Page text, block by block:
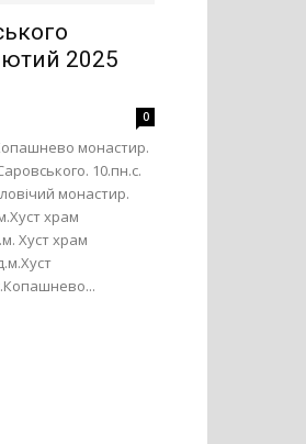
2025
0
монастир.
10.пн.с.
монастир.
храм
Хуст храм